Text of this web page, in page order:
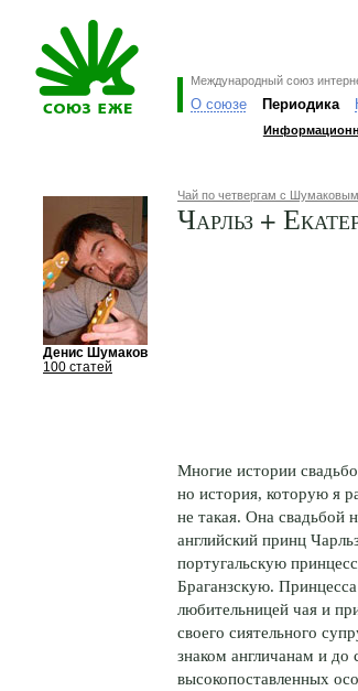
Международный союз
О союзе Периодика
Денис Шумаков
100 статей
Чай по четвергам с
Чарльз +
Многие истории
но история, которую я
не такая. Она свадьбой
английский принц
португальскую
Браганзскую.
любительницей чая и
своего сиятельного
знаком англичанам и до
высокопоставленных